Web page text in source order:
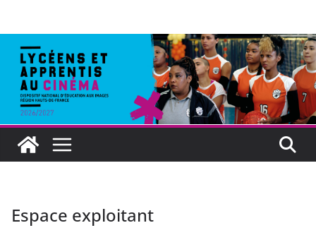
Espace exploitant